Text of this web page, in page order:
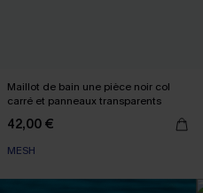
Maillot de bain une pièce noir col
carré et panneaux transparents
42,00 €
MESH